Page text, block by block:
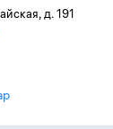
д. 191